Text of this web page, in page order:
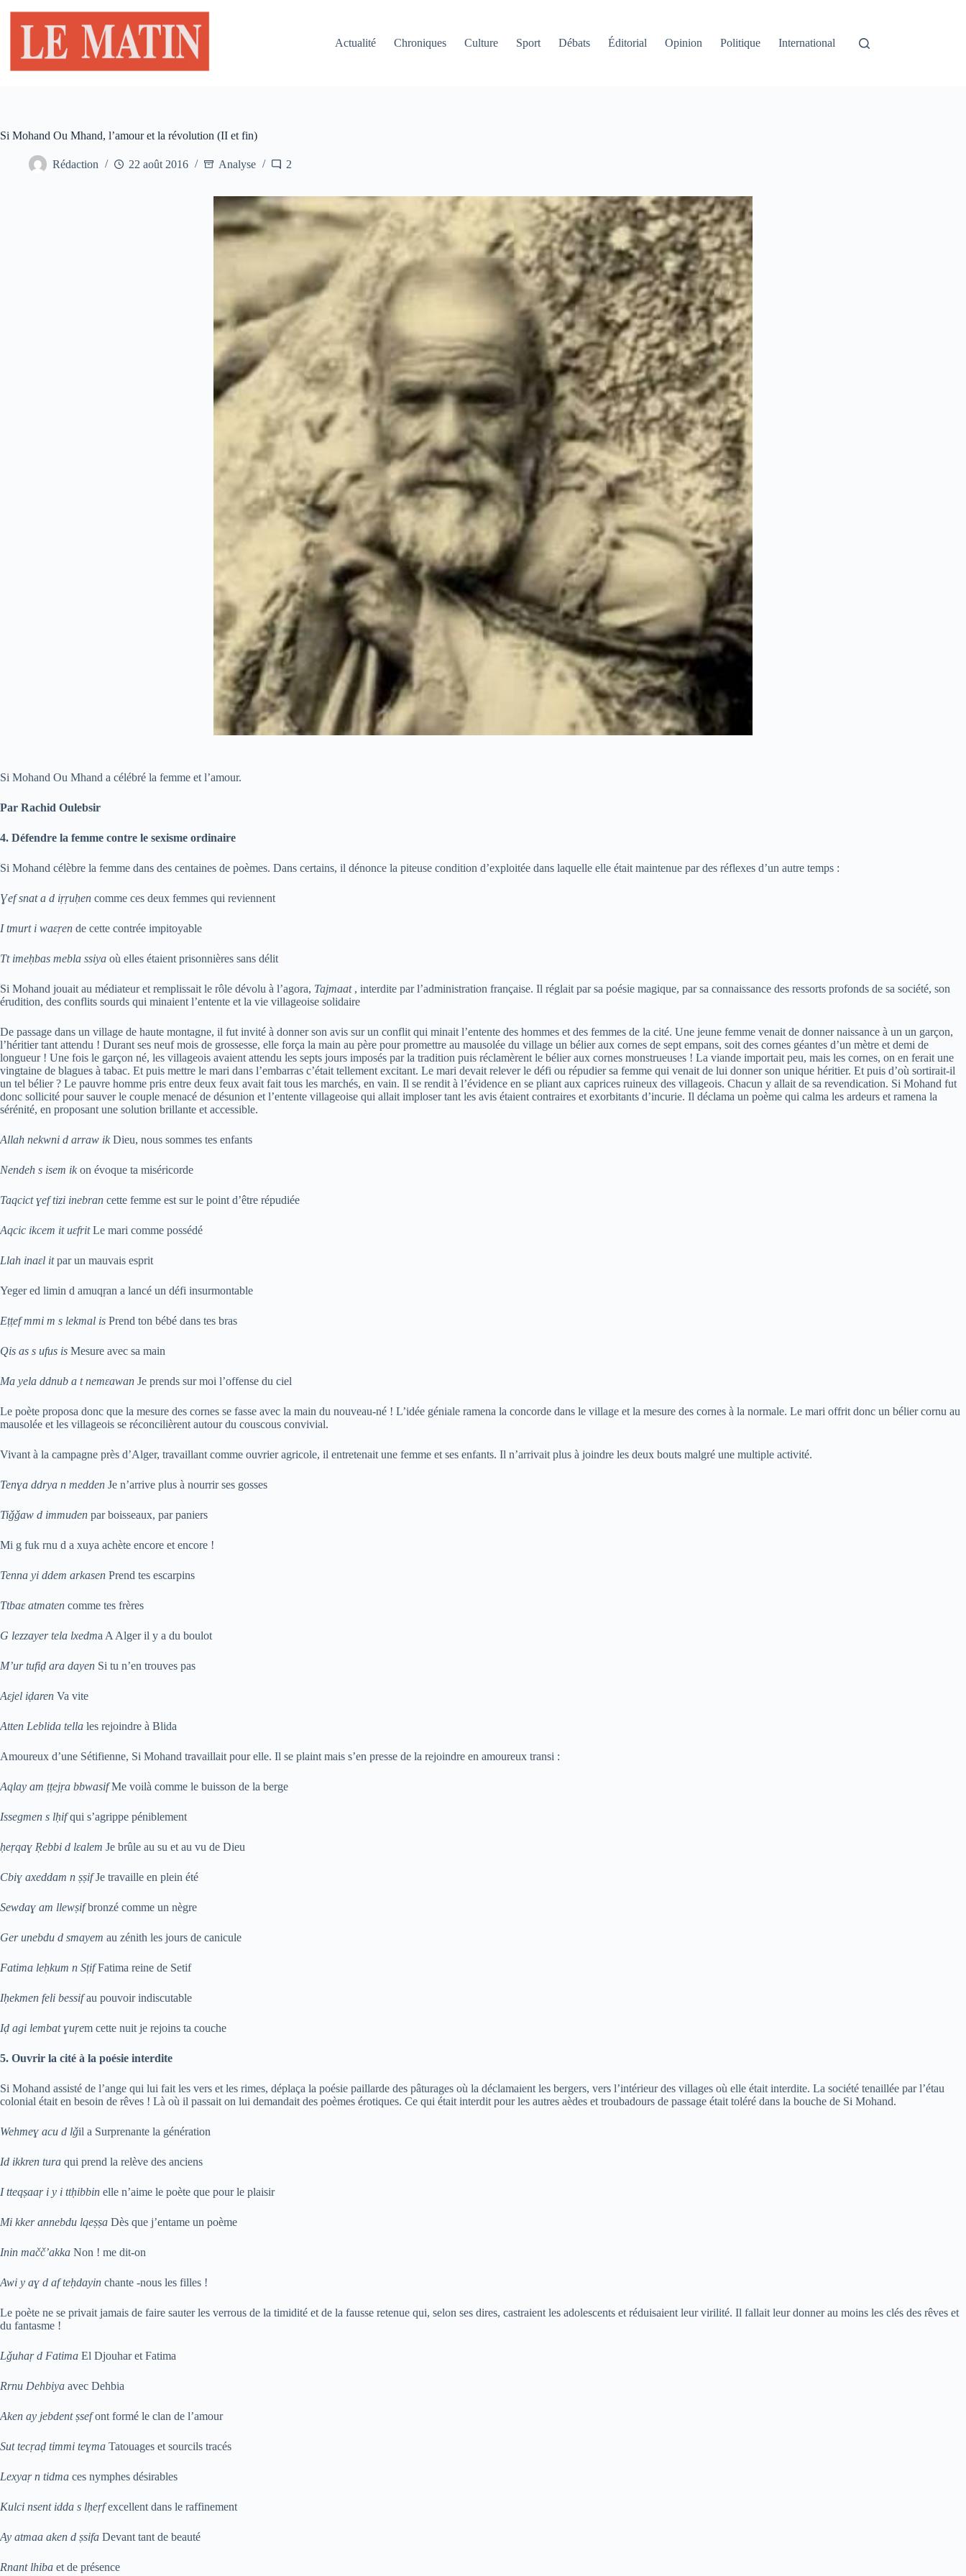
contenu
Actualité
Chroniques Culture Sport Débats Éditorial Opinion Politique International
Si Mohand Ou Mhand, l’amour et la révolution (II et fin)
Rédaction 22 août 2016 Analyse 2
Si Mohand Ou Mhand a célébré la femme et l’amour.
Par Rachid Oulebsir
4. Défendre la femme contre le sexisme ordinaire
Si Mohand célèbre la femme dans des centaines de poèmes. Dans certains, il dénonce la piteuse condition d’exploitée dans laquelle elle était maintenue par des réflexes d’un autre temps :
Ɣef snat a d iṛṛuḥen comme ces deux femmes qui reviennent
I tmurt i waɛṛen de cette contrée impitoyable
Tt imeḥbas mebla ssiya où elles étaient prisonnières sans délit
Si Mohand jouait au médiateur et remplissait le rôle dévolu à l’agora, Tajmaat , interdite par l’administration française. Il réglait par sa poésie magique, par sa connaissance des ressorts profonds de sa société, son
érudition, des conflits sourds qui minaient l’entente et la vie villageoise solidaire
De passage dans un village de haute montagne, il fut invité à donner son avis sur un conflit qui minait l’entente des hommes et des femmes de la cité. Une jeune femme venait de donner naissance à un un garçon,
l’héritier tant attendu ! Durant ses neuf mois de grossesse, elle força la main au père pour promettre au mausolée du village un bélier aux cornes de sept empans, soit des cornes géantes d’un mètre et demi de
longueur ! Une fois le garçon né, les villageois avaient attendu les septs jours imposés par la tradition puis réclamèrent le bélier aux cornes monstrueuses ! La viande importait peu, mais les cornes, on en ferait une
vingtaine de blagues à tabac. Et puis mettre le mari dans l’embarras c’était tellement excitant. Le mari devait relever le défi ou répudier sa femme qui venait de lui donner son unique héritier. Et puis d’où sortirait-il
un tel bélier ? Le pauvre homme pris entre deux feux avait fait tous les marchés, en vain. Il se rendit à l’évidence en se pliant aux caprices ruineux des villageois. Chacun y allait de sa revendication. Si Mohand fut
donc sollicité pour sauver le couple menacé de désunion et l’entente villageoise qui allait imploser tant les avis étaient contraires et exorbitants d’incurie. Il déclama un poème qui calma les ardeurs et ramena la
sérénité, en proposant une solution brillante et accessible.
Allah nekwni d arraw ik Dieu, nous sommes tes enfants
Nendeh s isem ik on évoque ta miséricorde
Taqcict ɣef tizi inebran cette femme est sur le point d’être répudiée
Aqcic ikcem it uɛfritLe mari comme possédé
Llah inaɛl itpar un mauvais esprit
Yeger ed limin d amuqṛan a lancé un défi insurmontable
Eṭṭef mmi m s lekmal is Prend ton bébé dans tes bras
Qis as s ufus is Mesure avec sa main
Ma yela ddnub a t nemɛawan Je prends sur moi l’offense du ciel
Le poète proposa donc que la mesure des cornes se fasse avec la main du nouveau-né ! L’idée géniale ramena la concorde dans le village et la mesure des cornes à la normale. Le mari offrit donc un bélier cornu au
mausolée et les villageois se réconcilièrent autour du couscous convivial.
Vivant à la campagne près d’Alger, travaillant comme ouvrier agricole, il entretenait une femme et ses enfants. Il n’arrivait plus à joindre les deux bouts malgré une multiple activité.
Tenɣa ddrya n medden Je n’arrive plus à nourrir ses gosses
Tiǧǧaw d immuden par boisseaux, par paniers
Mi g fuk rnu d a xuya achète encore et encore !
Tenna yi ddem arkasen Prend tes escarpins
Ttbaɛ atmaten comme tes frères
G lezzayer tela lxedma A Alger il y a du boulot
M’ur tufiḍ ara dayen Si tu n’en trouves pas
Aɛjel iḍaren Va vite
Atten Leblida tella les rejoindre à Blida
Amoureux d’une Sétifienne, Si Mohand travaillait pour elle. Il se plaint mais s’en presse de la rejoindre en amoureux transi :
Aqlay am ṭṭejṛa bbwasifMe voilà comme le buisson de la berge
Issegmen s lḥifqui s’agrippe péniblement
ḥeṛqaɣ Ṛebbi d lɛalem Je brûle au su et au vu de Dieu
Cbiɣ axeddam n ṣṣifJe travaille en plein été
Sewdaɣ am llewṣifbronzé comme un nègre
Ger unebdu d smayem au zénith les jours de canicule
Fatima leḥkum n SṭifFatima reine de Setif
Iḥekmen feli bessifau pouvoir indiscutable
Iḍ agi lembat ɣuṛem cette nuit je rejoins ta couche
5. Ouvrir la cité à la poésie interdite
Si Mohand assisté de l’ange qui lui fait les vers et les rimes, déplaça la poésie paillarde des pâturages où la déclamaient les bergers, vers l’intérieur des villages où elle était interdite. La société tenaillée par l’étau
colonial était en besoin de rêves ! Là où il passait on lui demandait des poèmes érotiques. Ce qui était interdit pour les autres aèdes et troubadours de passage était toléré dans la bouche de Si Mohand.
Wehmeɣ acu d lǧil a Surprenante la génération
Id ikkren tura qui prend la relève des anciens
I tteqṣaaṛ i y i ttḥibbin elle n’aime le poète que pour le plaisir
Mi kker annebdu lqeṣṣa Dès que j’entame un poème
Inin mačč’akka Non ! me dit-on
Awi y aɣ d af teḥdayin chante -nous les filles !
Le poète ne se privait jamais de faire sauter les verrous de la timidité et de la fausse retenue qui, selon ses dires, castraient les adolescents et réduisaient leur virilité. Il fallait leur donner au moins les clés des rêves et
du fantasme !
Lǧuhaṛ d Fatima El Djouhar et Fatima
Rrnu Dehbiya avec Dehbia
Aken ay jebdent ṣsefont formé le clan de l’amour
Sut tecṛaḍ timmi teɣma Tatouages et sourcils tracés
Lexyaṛ n tidma ces nymphes désirables
Kulci nsent idda s lḥeṛfexcellent dans le raffinement
Ay atmaa aken d ṣsifa Devant tant de beauté
Rnant lhiba et de présence